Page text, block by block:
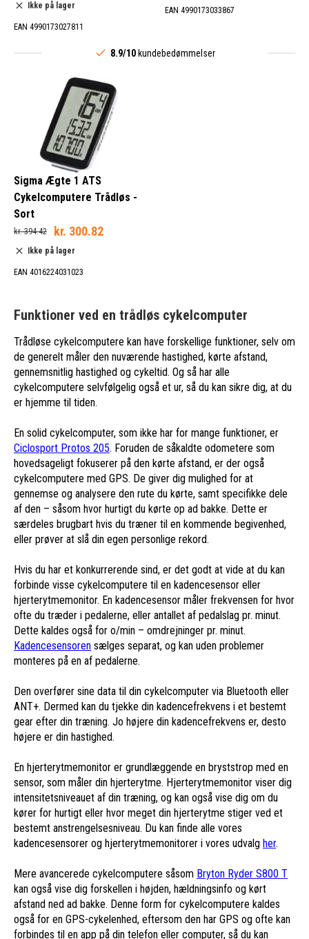
Ikke på lager
EAN 4990173027811
EAN 4990173033867
8.9/10kundebedømmelser
Sigma Ægte 1 ATS
Cykelcomputere Trådløs -
Sort
kr. 394.42 kr. 300.82
Ikke på lager
EAN 4016224031023
Funktioner ved en trådløs cykelcomputer
Trådløse cykelcomputere kan have forskellige funktioner, selv om
de generelt måler den nuværende hastighed, kørte afstand,
gennemsnitlig hastighed og cykeltid. Og så har alle
cykelcomputere selvfølgelig også et ur, så du kan sikre dig, at du
er hjemme til tiden.
En solid cykelcomputer, som ikke har for mange funktioner, er
Ciclosport Protos 205. Foruden de såkaldte odometere som
hovedsageligt fokuserer på den kørte afstand, er der også
cykelcomputere med GPS. De giver dig mulighed for at
gennemse og analysere den rute du kørte, samt specifikke dele
af den – såsom hvor hurtigt du kørte op ad bakke. Dette er
særdeles brugbart hvis du træner til en kommende begivenhed,
eller prøver at slå din egen personlige rekord.
Hvis du har et konkurrerende sind, er det godt at vide at du kan
forbinde visse cykelcomputere til en kadencesensor eller
hjerterytmemonitor. En kadencesensor måler frekvensen for hvor
ofte du træder i pedalerne, eller antallet af pedalslag pr. minut.
Dette kaldes også for o/min – omdrejninger pr. minut.
Kadencesensoren sælges separat, og kan uden problemer
monteres på en af pedalerne.
Den overfører sine data til din cykelcomputer via Bluetooth eller
ANT+. Dermed kan du tjekke din kadencefrekvens i et bestemt
gear efter din træning. Jo højere din kadencefrekvens er, desto
højere er din hastighed.
En hjerterytmemonitor er grundlæggende en bryststrop med en
sensor, som måler din hjerterytme. Hjerterytmemonitor viser dig
intensitetsniveauet af din træning, og kan også vise dig om du
kører for hurtigt eller hvor meget din hjerterytme stiger ved et
bestemt anstrengelsesniveau. Du kan finde alle vores
kadencesensorer og hjerterytmemonitorer i vores udvalg her.
Mere avancerede cykelcomputere såsom Bryton Ryder S800 T
kan også vise dig forskellen i højden, hældningsinfo og kørt
afstand ned ad bakke. Denne form for cykelcomputere kaldes
også for en GPS-cykelenhed, eftersom den har GPS og ofte kan
forbindes til en app på din telefon eller computer, så du kan